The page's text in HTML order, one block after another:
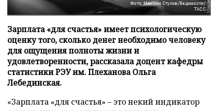
Фото: Максим Стулов/Ведомости/
ТАСС
Зарплата «для счастья» имеет психологическую
оценку того, сколько денег необходимо человеку
для ощущения полноты жизни и
удовлетворенности, рассказала доцент кафедры
статистики РЭУ им. Плеханова Ольга
Лебединская.
«Зарплата «для счастья» – это некий индикатор